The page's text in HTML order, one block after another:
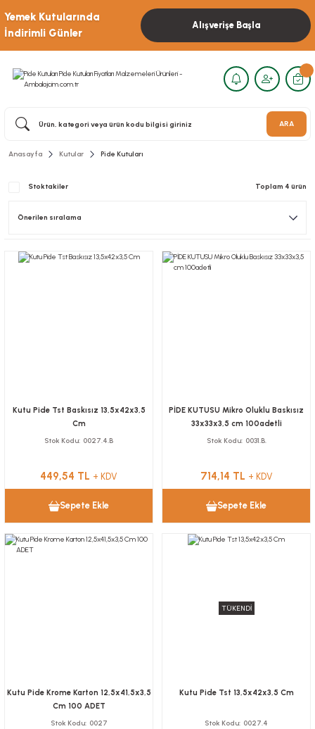
Yemek Kutularında
İndirimli Günler
Alışverişe Başla
ARA
Anasayfa Kutular Pide Kutuları
Stoktakiler Toplam 4 ürün
Kutu Pide Tst Baskısız 13,5x42x3,5
Cm
Stok Kodu 0027.4.B
449,54 TL + KDV
Sepete Ekle
PİDE KUTUSU Mikro Oluklu Baskısız
33x33x3,5 cm 100adetli
Stok Kodu 0031.B.
714,14 TL + KDV
Sepete Ekle
Kutu Pide Krome Karton 12,5x41,5x3,5
Cm 100 ADET
Stok Kodu 0027
TÜKENDİ
Kutu Pide Tst 13,5x42x3,5 Cm
Stok Kodu 0027.4